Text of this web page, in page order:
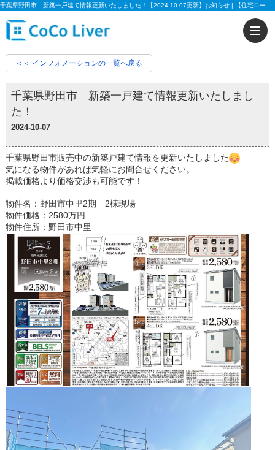
＜＜ インフォメーションの一覧へ戻る
千葉県野田市 新築一戸建て情報更新いたしまし
た！
2024-10-07
千葉県野田市販売中の新築戸建て情報を更新いたしました
気になる物件があれば気軽にお問合せください。
掲載価格より価格交渉も可能です！
物件名：野田市中里2期 2棟現場
物件価格：2580万円
物件住所：野田市中里